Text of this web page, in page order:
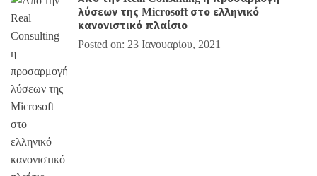
λύσεων της Microsoft στο ελληνικό
κανονιστικό πλαίσιο
Posted on: 23 Ιανουαρίου, 2021